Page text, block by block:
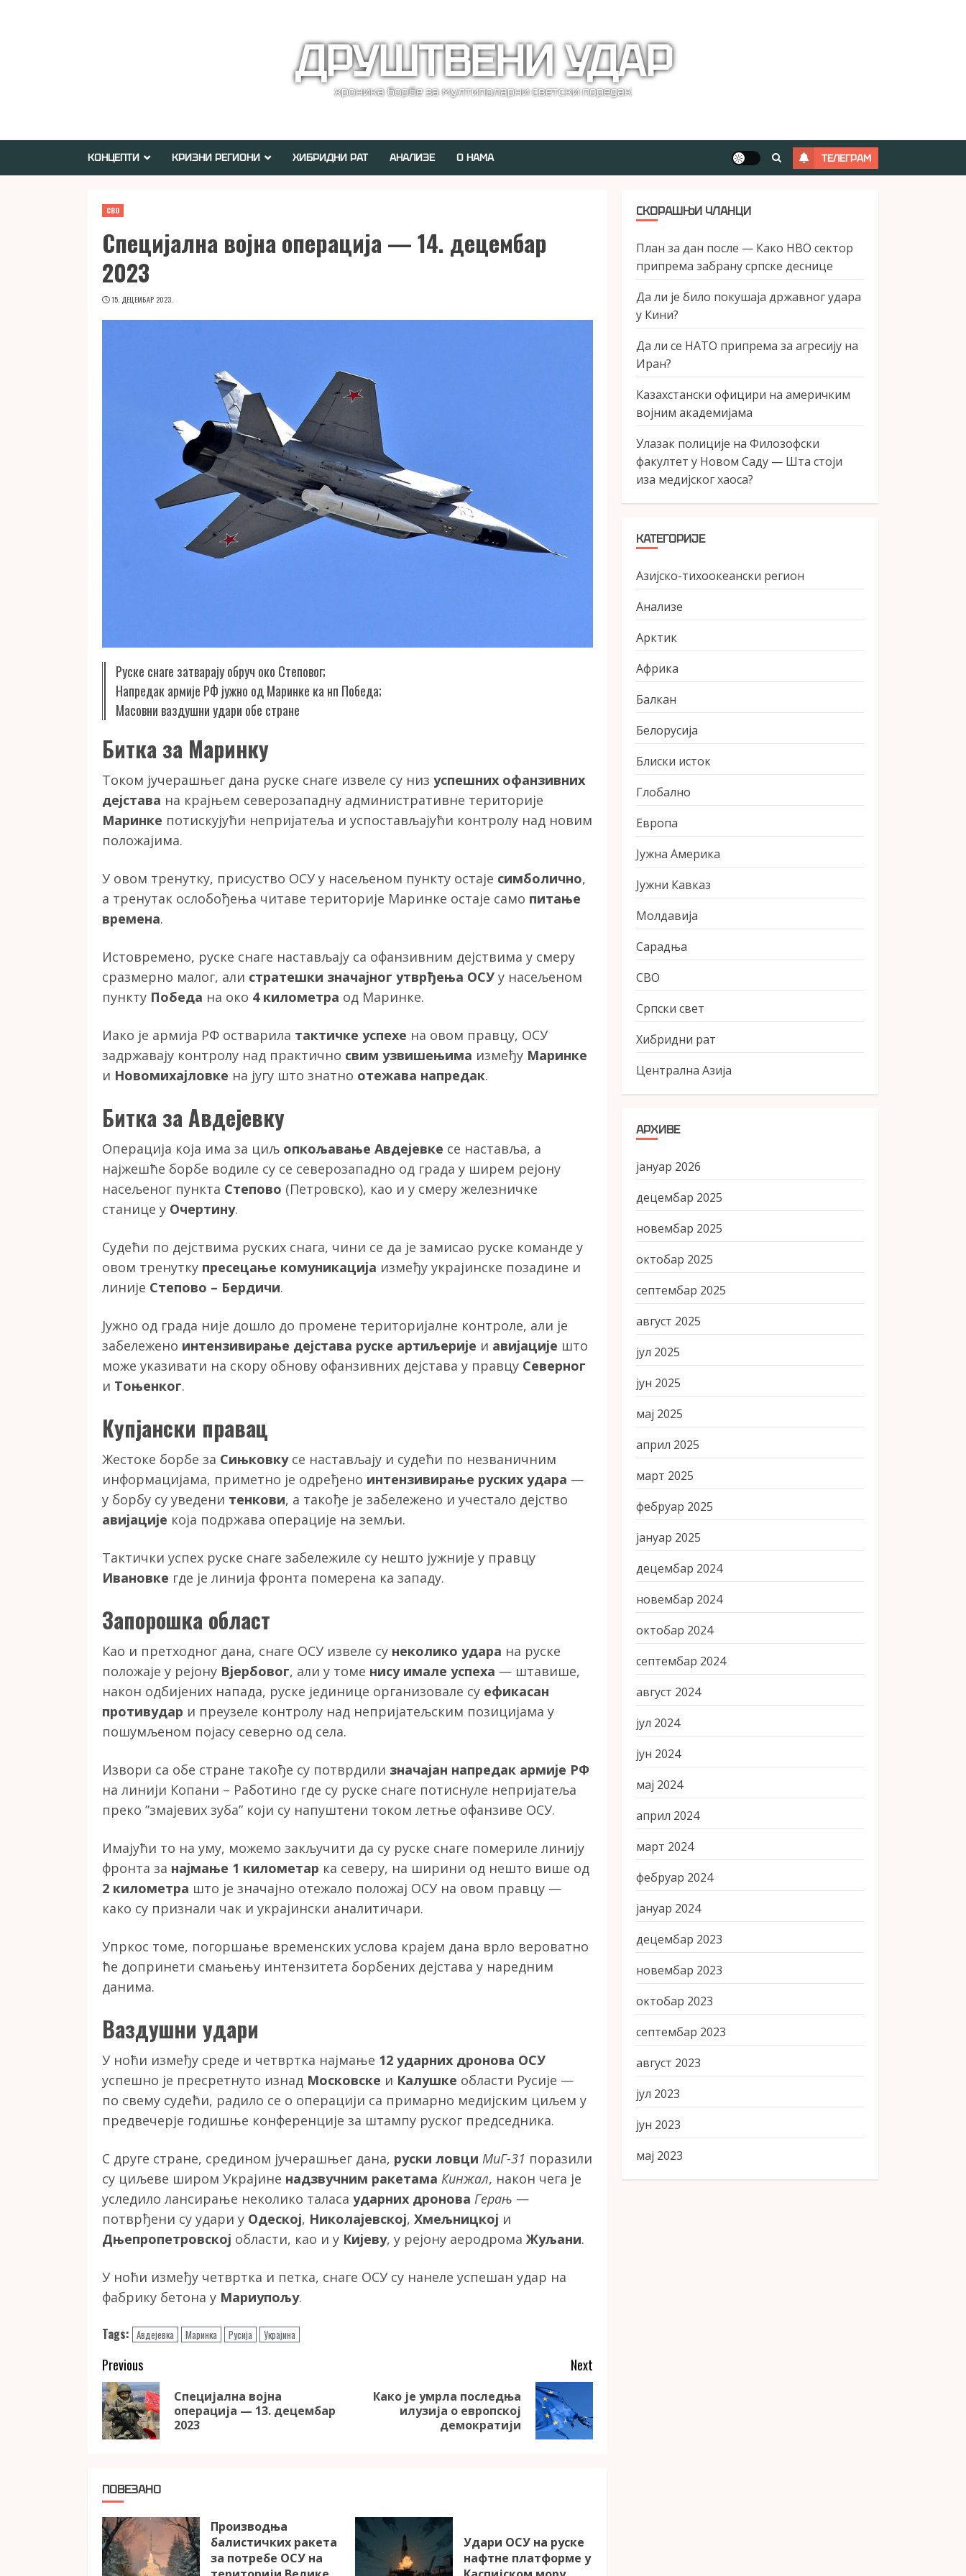
ДРУШТВЕНИ УДАР
хроника борбе за мултиполарни светски поредак
КОНЦЕПТИ КРИЗНИ РЕГИОНИ ХИБРИДНИ РАТ АНАЛИЗЕ О НАМА ТЕЛЕГРАМ
СВО
Специјална војна операција — 14. децембар
2023
15. ДЕЦЕМБАР 2023.
Руске снаге затварају обруч око Степовог;
Напредак армије РФ јужно од Маринке ка нп Победа;
Масовни ваздушни удари обе стране
Битка за Маринку
Током јучерашњег дана руске снаге извеле су низ успешних офанзивних
дејстава на крајњем северозападну административне територије
Маринке потискујући непријатеља и успостављајући контролу над новим
положајима.
У овом тренутку, присуство ОСУ у насељеном пункту остаје симболично,
а тренутак ослобођења читаве територије Маринке остаје само питање
времена.
Истовремено, руске снаге настављају са офанзивним дејствима у смеру
сразмерно малог, али стратешки значајног утврђења ОСУ у насељеном
пункту Победа на око 4 километра од Маринке.
Иако је армија РФ остварила тактичке успехе на овом правцу, ОСУ
задржавају контролу над практично свим узвишењима између Маринке
и Новомихајловке на југу што знатно отежава напредак.
Битка за Авдејевку
Операција која има за циљ опкољавање Авдејевке се наставља, а
најжешће борбе водиле су се северозападно од града у ширем рејону
насељеног пункта Степово (Петровско), као и у смеру железничке
станице у Очертину.
Судећи по дејствима руских снага, чини се да је замисао руске команде у
овом тренутку пресецање комуникација између украјинске позадине и
линије Степово – Бердичи.
Јужно од града није дошло до промене територијалне контроле, али је
забележено интензивирање дејстава руске артиљерије и авијације што
може указивати на скору обнову офанзивних дејстава у правцу Северног
и Тоњенког.
Купјански правац
Жестоке борбе за Сињковкусе настављају и судећи по незваничним
информацијама, приметно је одређено интензивирање руских удара —
у борбу су уведени тенкови, а такође је забележено и учестало дејство
авијације која подржава операције на земљи.
Тактички успех руске снаге забележиле су нешто јужније у правцу
Ивановке где је линија фронта померена ка западу.
Запорошка област
Као и претходног дана, снаге ОСУ извеле су неколико удара на руске
положаје у рејону Вјербовог, али у томе нису имале успеха — штавише,
након одбијених напада, руске јединице организовале су ефикасан
противудар и преузеле контролу над непријатељским позицијама у
пошумљеном појасу северно од села.
Извори са обе стране такође су потврдили значајан напредак армије РФ
на линији Копани – Работино где су руске снаге потиснуле непријатеља
преко ”змајевих зуба” који су напуштени током летње офанзиве ОСУ.
Имајући то на уму, можемо закључити да су руске снаге помериле линију
фронта за најмање 1 километар ка северу, на ширини од нешто више од
2 километра што је значајно отежало положај ОСУ на овом правцу —
како су признали чак и украјински аналитичари.
Упркос томе, погоршање временских услова крајем дана врло вероватно
ће допринети смањењу интензитета борбених дејстава у наредним
данима.
Ваздушни удари
У ноћи између среде и четвртка најмање 12 ударних дронова ОСУ
успешно је пресретнуто изнад Московске и Калушке области Русије —
по свему судећи, радило се о операцији са примарно медијским циљем у
предвечерје годишње конференције за штампу руског председника.
С друге стране, средином јучерашњег дана, руски ловци МиГ-31 поразили
су циљеве широм Украјине надзвучним ракетама Кинжал, након чега је
уследило лансирање неколико таласа ударних дронова Герањ —
потврђени су удари у Одеској, Николајевској, Хмељницкој и
Дњепропетровској области, као и у Кијеву, у рејону аеродрома Жуљани.
У ноћи између четвртка и петка, снаге ОСУ су нанеле успешан удар на
фабрику бетона у Мариупољу.
Tags: Авдејевка Маринка Русија Украјина
Continue
Reading
Previous
Previous
Специјална војна
операција — 13. децембар
2023
Next
Како је умрла последња
илузија о европској
демократији
ПОВЕЗАНО
Производња
балистичких ракета
за потребе ОСУ на
Удари ОСУ на руске
нафтне платформе у
СКОРАШЊИ ЧЛАНЦИ
План за дан после — Како НВО сектор
припрема забрану српске деснице
Да ли је било покушаја државног удара
у Кини?
Да ли се НАТО припрема за агресију на
Иран?
Казахстански официри на америчким
војним академијама
Улазак полиције на Филозофски
факултет у Новом Саду — Шта стоји
иза медијског хаоса?
КАТЕГОРИЈЕ
Азијско-тихоокеански регион
Анализе
Арктик
Африка
Балкан
Белорусија
Блиски исток
Глобално
Европа
Јужна Америка
Јужни Кавказ
Молдавија
Сарадња
СВО
Српски свет
Хибридни рат
Централна Азија
АРХИВЕ
јануар 2026
децембар 2025
новембар 2025
октобар 2025
септембар 2025
август 2025
јул 2025
јун 2025
мај 2025
април 2025
март 2025
фебруар 2025
јануар 2025
децембар 2024
новембар 2024
октобар 2024
септембар 2024
август 2024
јул 2024
јун 2024
мај 2024
април 2024
март 2024
фебруар 2024
јануар 2024
децембар 2023
новембар 2023
октобар 2023
септембар 2023
август 2023
јул 2023
јун 2023
мај 2023